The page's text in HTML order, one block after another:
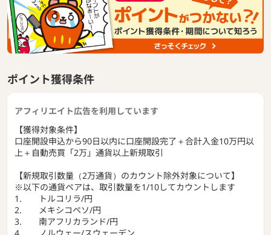
戦略の数も豊富で、公式が用意した物のほか、有名ブロガー
や一般ユーザーが作成したものも選んで取引可能。
◆機能◆
・シミュレーション機能
過去の相場に照らし合わせてシミュレーションができる。
口座の資金状況をメーターで表示。
・運用成績カレンダー
カレンダー上に利益が表示される。
・ビルダー機能
トレードルールを1から作成できる。
選ぶだけで満足できない上級者向けの機能。
ポイント獲得条件
アフィリエイト広告を利用しています
【獲得対象条件】
口座開設申込から90日以内に口座開設完了＋合計入金10万円以
上＋自動売買「2万」通貨以上新規取引
【新規取引数量（2万通貨）のカウント除外対象について】
※以下の通貨ペアは、取引数量を1/10してカウントします
1. トルコリラ/円
2. メキシコペソ/円
3. 南アフリカランド/円
4. ノルウェー/スウェーデン